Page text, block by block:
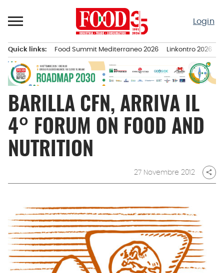
al
Login
principale
Quick links: Food Summit Mediterraneo 2026 Linkontro 2026
BARILLA CFN, ARRIVA IL
4° FORUM ON FOOD AND
NUTRITION
27 Novembre 2012 share